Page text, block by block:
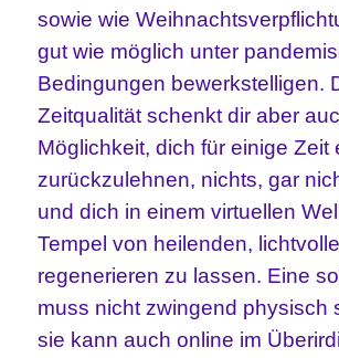
sowie wie
gut wie möglich unter
Bedingungen bewerkstelligen.
Zeitqualität schenkt dir aber
Möglichkeit, dich für einige Zeit
zurückzulehnen, nichts, gar
und dich in einem virtuellen
Tempel von heilenden,
regenerieren zu lassen. Eine
muss nicht zwingend physisch
sie kann auch online im